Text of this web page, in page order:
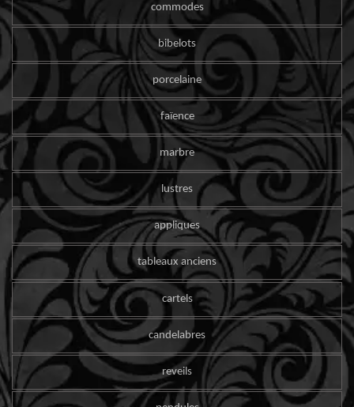
commodes
bibelots
porcelaine
faïence
marbre
lustres
appliques
tableaux anciens
cartels
candelabres
reveils